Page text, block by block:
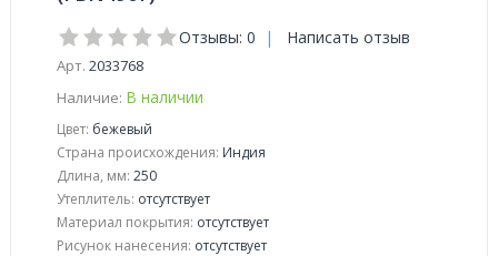
Отзывы: 0 | Написать отзыв
Арт. 2033768
Наличие: В наличии
Цвет: бежевый
Страна происхождения: Индия
Длина, мм: 250
Утеплитель: отсутствует
Материал покрытия: отсутствует
Рисунок нанесения: отсутствует